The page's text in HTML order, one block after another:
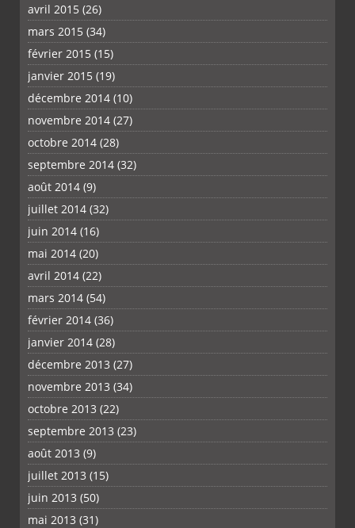
avril 2015 (26)
mars 2015 (34)
février 2015 (15)
janvier 2015 (19)
décembre 2014 (10)
novembre 2014 (27)
octobre 2014 (28)
septembre 2014 (32)
août 2014 (9)
juillet 2014 (32)
juin 2014 (16)
mai 2014 (20)
avril 2014 (22)
mars 2014 (54)
février 2014 (36)
janvier 2014 (28)
décembre 2013 (27)
novembre 2013 (34)
octobre 2013 (22)
septembre 2013 (23)
août 2013 (9)
juillet 2013 (15)
juin 2013 (50)
mai 2013 (31)